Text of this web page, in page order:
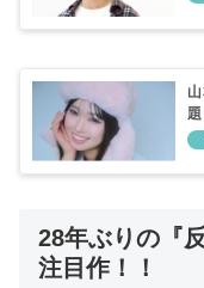
28年ぶりの『
注目作！！